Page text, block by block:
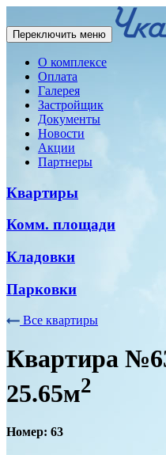
Переключить меню
О комплексе
Оплата
Галерея
Застройщик
Документы
Новости
Акции
Партнеры
Квартиры
Комм. площади
Кладовки
Парковки
Все квартиры
Квартира
25.65м2
Номер: 63